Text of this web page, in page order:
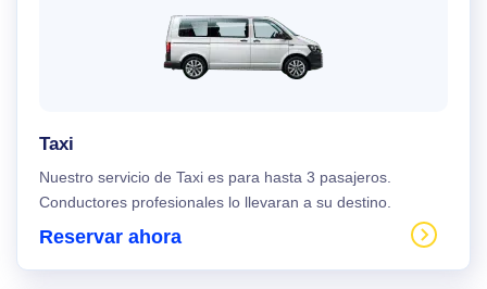
Taxi
Nuestro servicio de Taxi es para hasta 3 pasajeros.
Conductores profesionales lo llevaran a su destino.
Reservar ahora